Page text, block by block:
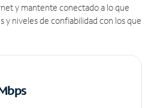
y mantente conectado a lo que
y niveles de confiabilidad con los que